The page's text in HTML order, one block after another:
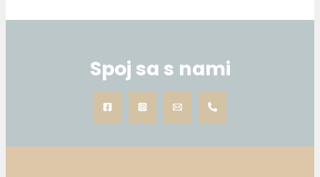
Spoj sa s nami